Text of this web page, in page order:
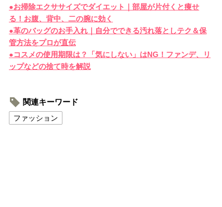
●お掃除エクササイズでダイエット｜部屋が片付くと痩せ
る！お腹、背中、二の腕に効く
●革のバッグのお手入れ｜自分でできる汚れ落としテク＆保
管方法をプロが直伝
●コスメの使用期限は？「気にしない」はNG！ファンデ、リ
ップなどの捨て時を解説
関連キーワード
ファッション